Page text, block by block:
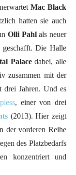
Mac Black
hatten sie auch
Olli Pahlals neuer
Die Halle
Palacedabei, alle
zusammen mit der
drei Jahren. Und es
, einer von drei
(2013). Hier zeigt
der vorderen Reihe
des Platzbedarfs
konzentriert und